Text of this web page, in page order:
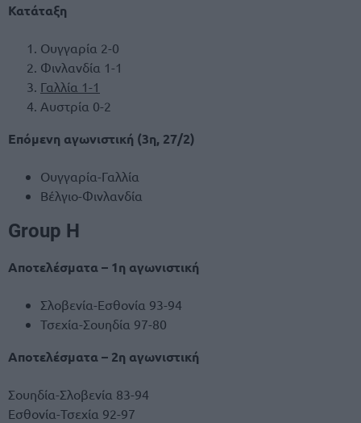
Κατάταξη
Ουγγαρία 2-0
Φινλανδία 1-1
Γαλλία 1-1
Αυστρία 0-2
Επόμενη αγωνιστική (3η, 27/2)
Ουγγαρία-Γαλλία
Βέλγιο-Φινλανδία
Group H
Αποτελέσματα – 1η αγωνιστική
Σλοβενία-Εσθονία 93-94
Τσεχία-Σουηδία 97-80
Αποτελέσματα – 2η αγωνιστική
Σουηδία-Σλοβενία 83-94
Εσθονία-Τσεχία 92-97